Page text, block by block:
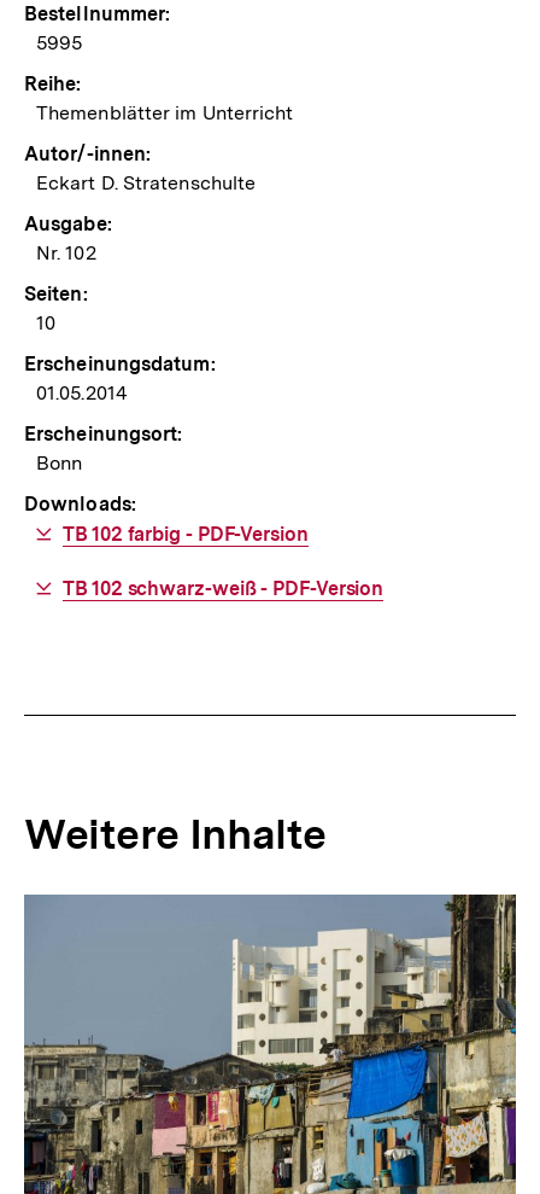
Bestellnummer:
5995
Reihe:
Themenblätter im Unterricht
Autor/-innen:
Eckart D. Stratenschulte
Ausgabe:
Nr. 102
Seiten:
10
Erscheinungsdatum:
01.05.2014
Erscheinungsort:
Bonn
Downloads:
Download-
TB 102 farbig - PDF-Version
Download-
TB 102 schwarz-weiß - PDF-Version
Weitere Inhalte